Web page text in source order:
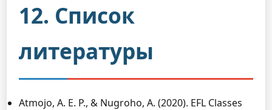
12. Список
литературы
Atmojo, A. E. P., & Nugroho, A. (2020). EFL Classes